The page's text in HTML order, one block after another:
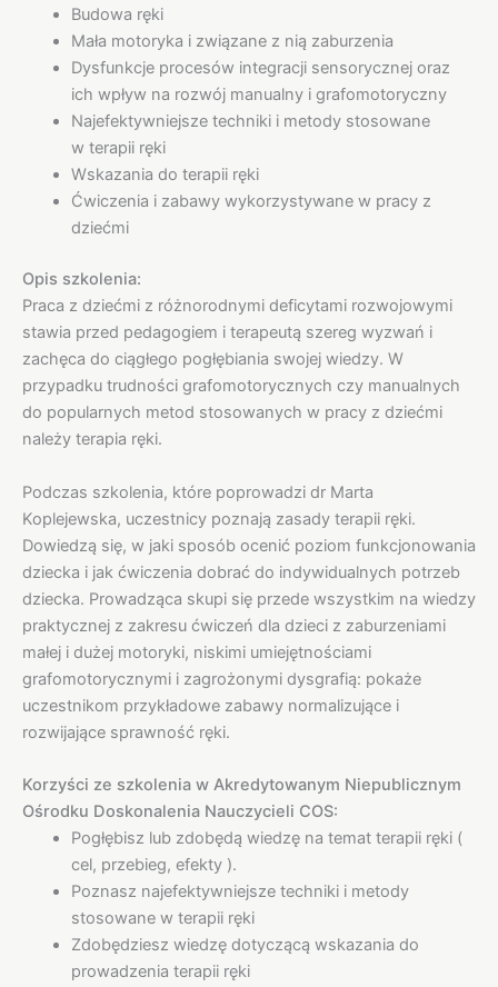
Budowa ręki
Mała motoryka i związane z nią zaburzenia
Dysfunkcje procesów integracji sensorycznej oraz
ich wpływ na rozwój manualny i grafomotoryczny
Najefektywniejsze techniki i metody stosowane
w terapii ręki
Wskazania do terapii ręki
Ćwiczenia i zabawy wykorzystywane w pracy z
dziećmi
Opis szkolenia:
Praca z dziećmi z różnorodnymi deficytami rozwojowymi
stawia przed pedagogiem i terapeutą szereg wyzwań i
zachęca do ciągłego pogłębiania swojej wiedzy. W
przypadku trudności grafomotorycznych czy manualnych
do popularnych metod stosowanych w pracy z dziećmi
należy terapia ręki.
Podczas szkolenia, które poprowadzi dr Marta
Koplejewska, uczestnicy poznają zasady terapii ręki.
Dowiedzą się, w jaki sposób ocenić poziom funkcjonowania
dziecka i jak ćwiczenia dobrać do indywidualnych potrzeb
dziecka. Prowadząca skupi się przede wszystkim na wiedzy
praktycznej z zakresu ćwiczeń dla dzieci z zaburzeniami
małej i dużej motoryki, niskimi umiejętnościami
grafomotorycznymi i zagrożonymi dysgrafią: pokaże
uczestnikom przykładowe zabawy normalizujące i
rozwijające sprawność ręki.
Korzyści ze szkolenia w Akredytowanym Niepublicznym
Ośrodku Doskonalenia Nauczycieli COS:
Pogłębisz lub zdobędą wiedzę na temat terapii ręki (
cel, przebieg, efekty ).
Poznasz najefektywniejsze techniki i metody
stosowane w terapii ręki
Zdobędziesz wiedzę dotyczącą wskazania do
prowadzenia terapii ręki